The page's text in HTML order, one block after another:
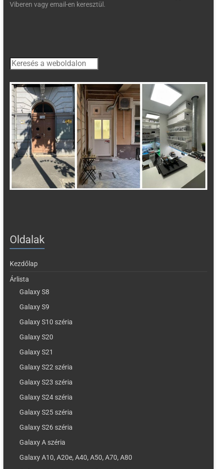
Viberen vagy email-en keresztül.
Keresés
Oldalak
Kezdőlap
Árlista
Galaxy S8
Galaxy S9
Galaxy S10 széria
Galaxy S20
Galaxy S21
Galaxy S22 széria
Galaxy S23 széria
Galaxy S24 széria
Galaxy S25 széria
Galaxy S26 széria
Galaxy A széria
Galaxy A10, A20e, A40, A50, A70, A80